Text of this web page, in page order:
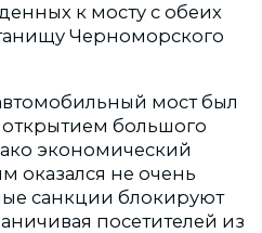
к мосту с обеих
Черноморского
мост был
открытием большого
экономический
оказался не очень
санкции блокируют
посетителей из